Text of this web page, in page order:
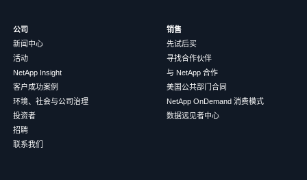
公司
新闻中心
活动
NetApp Insight
客户成功案例
环境、社会与公司治理
投资者
招聘
联系我们
销售
先试后买
寻找合作伙伴
与 NetApp 合作
美国公共部门合同
NetApp OnDemand 消费模式
数据远见者中心